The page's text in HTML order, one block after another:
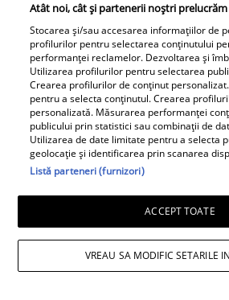
Cine au fost părinții lui
Nicușor Dan. Cu mama
contabilă și tatăl
muncitor, primarul
capitalei a dus o viață
modestă în Făgăraș
Clipe
A
cele
din
Iulia Vântur, adevărul
Ricky Martin. &quot;O
să țin minte toată
viața&quot;
Cine
Atât noi, cât și partenerii noștri
Stocarea și/sau accesarea informațiilor de
profilurilor pentru selectarea conținutului
performanței reclamelor. Dezvoltarea și
Utilizarea profilurilor pentru selectarea
Crearea profilurilor de conținut
pentru a selecta conținutul. Crearea
personalizată. Măsurarea performanței
publicului prin statistici sau combinații de
Utilizarea de date limitate pentru a selecta
geolocație și identificarea prin scanarea
Listă parteneri (furnizori)
ACCEPT TOATE
VREAU SA MODIFIC SETARILE